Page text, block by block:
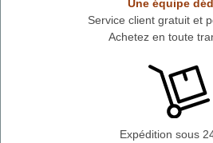
Une équipe
Service client gratuit et
Achetez en toute
Expédition sous